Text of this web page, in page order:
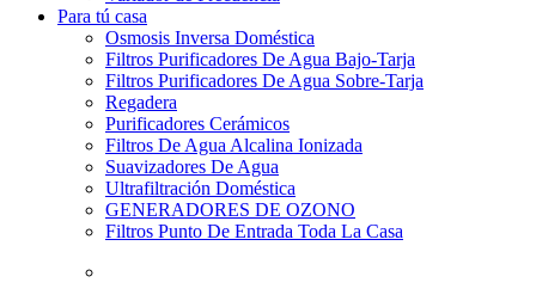
Para tú casa
Osmosis Inversa Doméstica
Filtros Purificadores De Agua Bajo-Tarja
Filtros Purificadores De Agua Sobre-Tarja
Regadera
Purificadores Cerámicos
Filtros De Agua Alcalina Ionizada
Suavizadores De Agua
Ultrafiltración Doméstica
GENERADORES DE OZONO
Filtros Punto De Entrada Toda La Casa